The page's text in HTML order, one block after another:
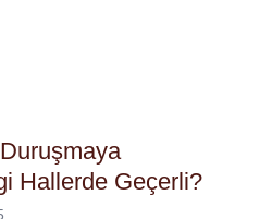
Hallerde Geçerli?